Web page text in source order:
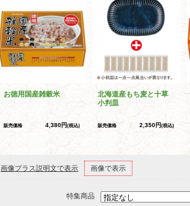
お徳用国産雑穀米
販売価格 4,380円(税込)
北海道産もち麦と十草
小判皿
販売価格 2,350円(税込)
画像プラス説明文で表示 画像で表示
特集商品